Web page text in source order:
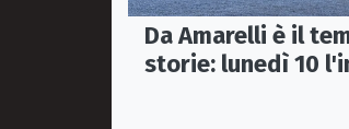
Da Amarelli è il
storie: lunedì 10